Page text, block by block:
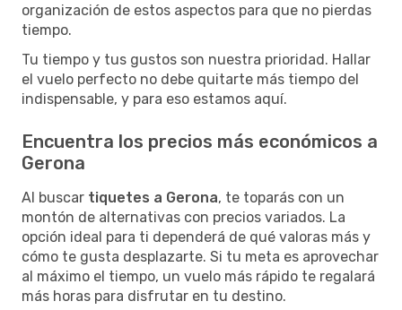
organización de estos aspectos para que no pierdas
tiempo.
Tu tiempo y tus gustos son nuestra prioridad. Hallar
el vuelo perfecto no debe quitarte más tiempo del
indispensable, y para eso estamos aquí.
Encuentra los precios más económicos a
Gerona
Al buscar tiquetes a Gerona, te toparás con un
montón de alternativas con precios variados. La
opción ideal para ti dependerá de qué valoras más y
cómo te gusta desplazarte. Si tu meta es aprovechar
al máximo el tiempo, un vuelo más rápido te regalará
más horas para disfrutar en tu destino.